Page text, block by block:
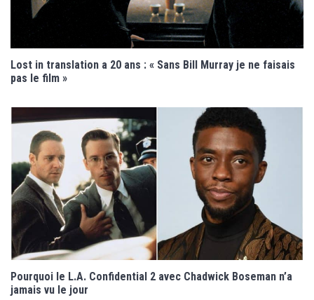
Lost in translation a 20 ans : « Sans Bill Murray je ne faisais
pas le film »
Pourquoi le L.A. Confidential 2 avec Chadwick Boseman n’a
jamais vu le jour